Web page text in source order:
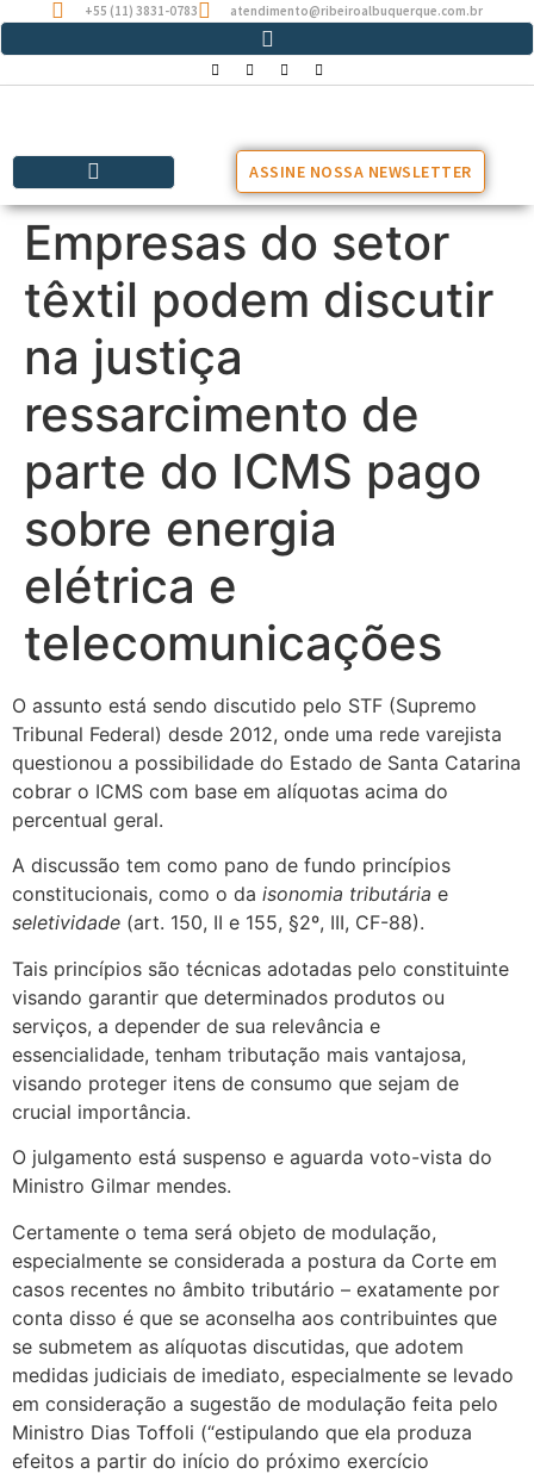
+55 (11) 3831-0783 atendimento@ribeiroalbuquerque.com.br
ASSINE NOSSA NEWSLETTER
Empresas do setor
têxtil podem discutir
na justiça
ressarcimento de
parte do ICMS pago
sobre energia
elétrica e
telecomunicações
O assunto está sendo discutido pelo STF (Supremo
Tribunal Federal) desde 2012, onde uma rede varejista
questionou a possibilidade do Estado de Santa Catarina
cobrar o ICMS com base em alíquotas acima do
percentual geral.
A discussão tem como pano de fundo princípios
constitucionais, como o da isonomia tributária e
seletividade (art. 150, II e 155, §2º, III, CF-88).
Tais princípios são técnicas adotadas pelo constituinte
visando garantir que determinados produtos ou
serviços, a depender de sua relevância e
essencialidade, tenham tributação mais vantajosa,
visando proteger itens de consumo que sejam de
crucial importância.
O julgamento está suspenso e aguarda voto-vista do
Ministro Gilmar mendes.
Certamente o tema será objeto de modulação,
especialmente se considerada a postura da Corte em
casos recentes no âmbito tributário – exatamente por
conta disso é que se aconselha aos contribuintes que
se submetem as alíquotas discutidas, que adotem
medidas judiciais de imediato, especialmente se levado
em consideração a sugestão de modulação feita pelo
Ministro Dias Toffoli (“estipulando que ela produza
efeitos a partir do início do próximo exercício